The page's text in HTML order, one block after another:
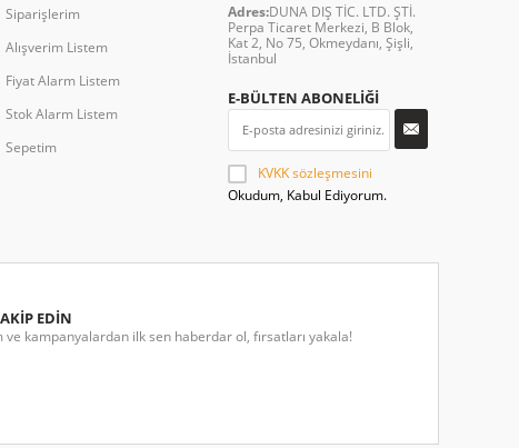
Siparişlerim
Alışverim Listem
Fiyat Alarm Listem
Stok Alarm Listem
Sepetim
Adres:DUNA DIŞ TİC. LTD. ŞTİ.
Perpa Ticaret Merkezi, B Blok,
Kat 2, No 75, Okmeydanı, Şişli,
İstanbul
E-BÜLTEN ABONELİĞİ
KVKK sözleşmesini
Okudum, Kabul Ediyorum.
EDİN
kampanyalardan ilk sen haberdar ol, fırsatları yakala!